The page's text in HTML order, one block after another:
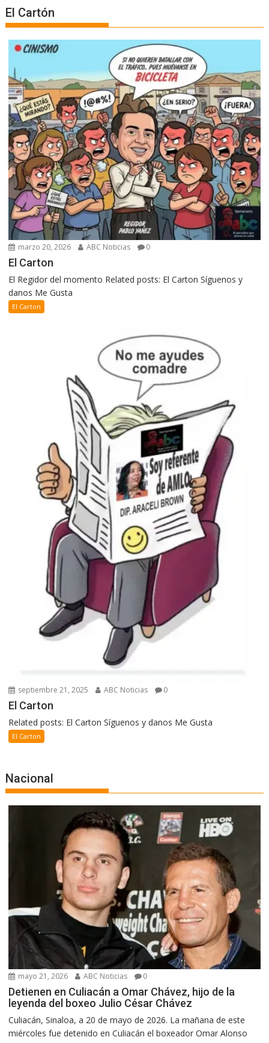
El Cartón
marzo 20, 2026 ABC Noticias 0
El Carton
El Regidor del momento Related posts: El Carton Síguenos y
danos Me Gusta
El Carton
septiembre 21, 2025 ABC Noticias 0
El Carton
Related posts: El Carton Síguenos y danos Me Gusta
El Carton
Nacional
mayo 21, 2026 ABC Noticias 0
Detienen en Culiacán a Omar Chávez, hijo de la
leyenda del boxeo Julio César Chávez
Culiacán, Sinaloa, a 20 de mayo de 2026. La mañana de este
miércoles fue detenido en Culiacán el boxeador Omar Alonso